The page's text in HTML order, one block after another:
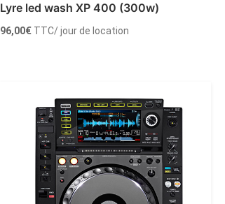
Lyre led wash XP 400 (300w)
96,00€ TTC/ jour de location
Ajouter au panier